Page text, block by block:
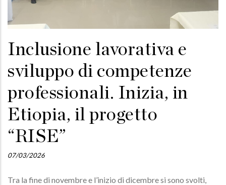
Inclusione lavorativa e
sviluppo di competenze
professionali. Inizia, in
Etiopia, il progetto
“RISE”
07/03/2026
Tra la fine di novembre e l’inizio di dicembre si sono svolti,